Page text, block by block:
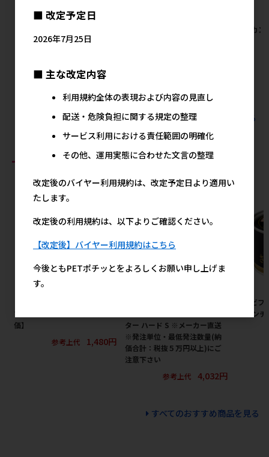
グルメ 乾燥ミルワーム
メーカー希望小売価格
1,740円 1,380円
[マルカ
すべてのマルカンの人気商品を見る
おすすめ商品
価】
参考上代
1,480円
ター ハード S ※メーカー直送
※発注単位・最低発注数量(納
価合計：税抜５万円以上)にご
注意下さい
参考上代
4,032円
［デビ
ー ミン
すべてのおすすめ商品を見る
■ 改定予定日
2026年7月25日
■ 主な改定内容
利用規約全体の表現および内容の見直し
配送・危険負担に関する規定の整理
サービス利用における責任範囲の明確化
その他、運用実態に合わせた文言の整理
改定後のバイヤー利用規約は、改定予定日より適用い
たします。
改定後の利用規約は、以下よりご確認ください。
【改定後】バイヤー利用規約はこちら
今後ともPETポチッとをよろしくお願い申し上げま
す。